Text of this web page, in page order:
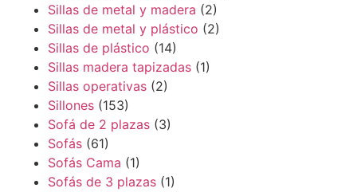
Sillas de metal y madera (2)
Sillas de metal y plástico (2)
Sillas de plástico (14)
Sillas madera tapizadas (1)
Sillas operativas (2)
Sillones (153)
Sofá de 2 plazas (3)
Sofás (61)
Sofás Cama (1)
Sofás de 3 plazas (1)